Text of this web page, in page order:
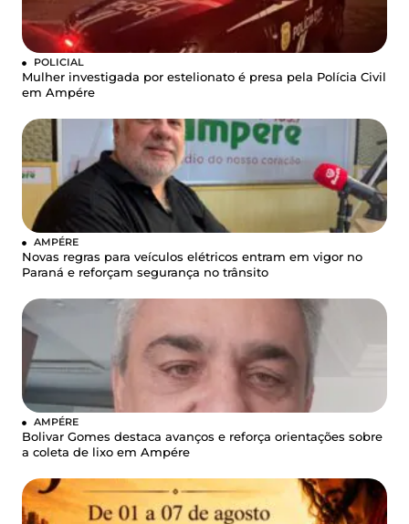
POLICIAL
Mulher investigada por estelionato é presa pela Polícia Civil
em Ampére
AMPÉRE
Novas regras para veículos elétricos entram em vigor no
Paraná e reforçam segurança no trânsito
AMPÉRE
Bolivar Gomes destaca avanços e reforça orientações sobre
a coleta de lixo em Ampére